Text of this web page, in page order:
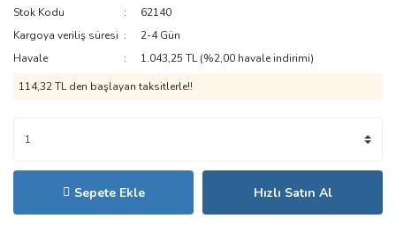
Stok Kodu
62140
Kargoya veriliş süresi
2-4 Gün
Havale
1.043,25 TL (%2,00 havale indirimi)
114,32 TL den başlayan taksitlerle!!
Sepete Ekle Hızlı Satın Al